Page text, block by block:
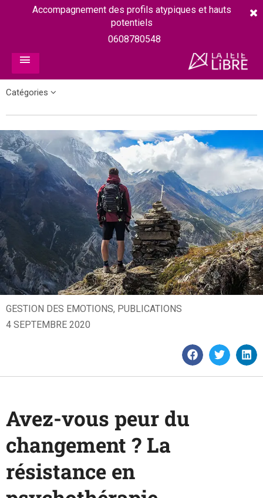
Catégories
GESTION DES EMOTIONS, PUBLICATIONS
4 SEPTEMBRE 2020
Avez-vous peur du
changement ? La
résistance en
Accompagnement des profils atypiques et hauts
potentiels
0608780548